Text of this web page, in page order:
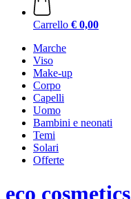
Carrello € 0,00
Marche
Viso
Make-up
Corpo
Capelli
Uomo
Bambini e neonati
Temi
Solari
Offerte
eco cosmetics